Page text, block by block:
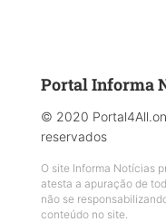
Portal Informa
© 2020
reservados
O site Informa Notícias
atesta a apuração de
não se
conteúdo no site.